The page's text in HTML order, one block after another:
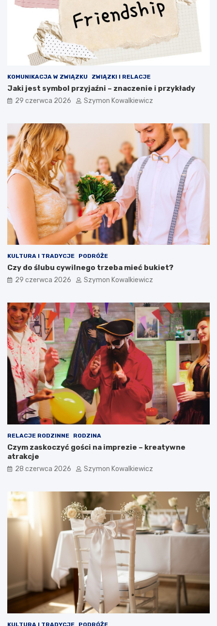
KOMUNIKACJA W ZWIĄZKU ZWIĄZKI I RELACJE
Jaki jest symbol przyjaźni – znaczenie i przykłady
29 czerwca 2026 Szymon Kowalkiewicz
KULTURA I TRADYCJE PODRÓŻE
Czy do ślubu cywilnego trzeba mieć bukiet?
29 czerwca 2026 Szymon Kowalkiewicz
RELACJE RODZINNE RODZINA
Czym zaskoczyć gości na imprezie – kreatywne
atrakcje
28 czerwca 2026 Szymon Kowalkiewicz
KULTURA I TRADYCJE PODRÓŻE